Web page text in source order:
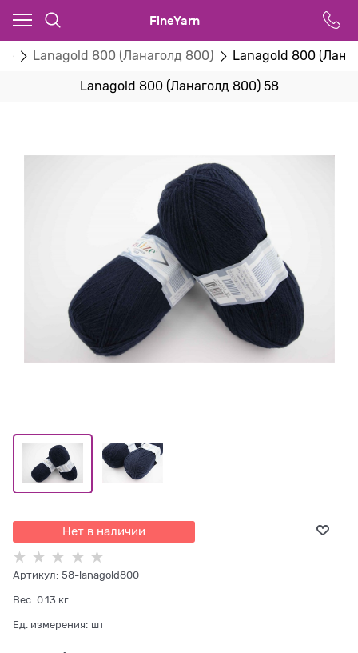
FineYarn
Lanagold 800 (Ланаголд 800) Lanagold 800
Lanagold 800 (Ланаголд 800) 58
Нет в наличии
Артикул: 58-lanagold800
Вес: 0.13 кг.
Ед. измерения: шт